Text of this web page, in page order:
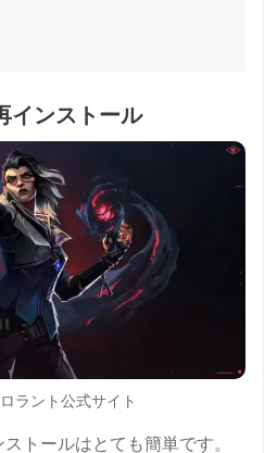
インストール
ラント公式サイト
トールはとても簡単です。